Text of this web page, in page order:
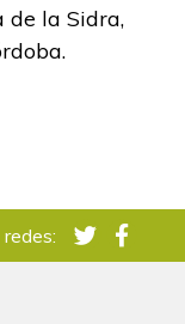
de la Sidra,